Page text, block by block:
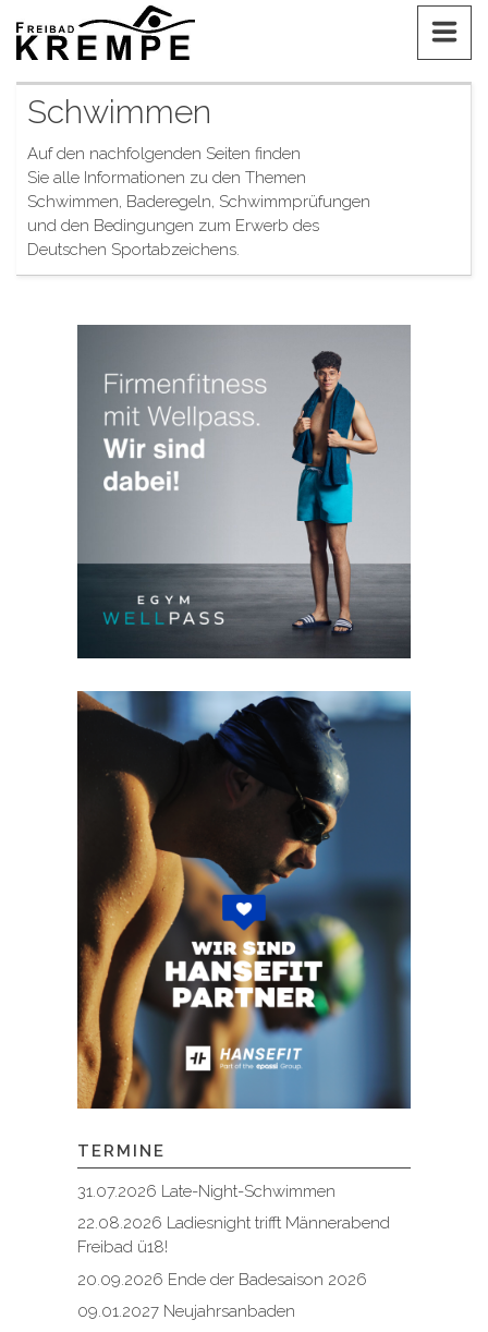
Inhalt
FREIBAD KREMPE
Schwimmen
Auf den nachfolgenden Seiten finden
Sie alle Informationen zu den Themen
Schwimmen, Baderegeln, Schwimmprüfungen
und den Bedingungen zum Erwerb des
Deutschen Sportabzeichens.
TERMINE
31.07.2026 Late-Night-Schwimmen
22.08.2026 Ladiesnight trifft Männerabend
Freibad ü18!
20.09.2026 Ende der Badesaison 2026
09.01.2027 Neujahrsanbaden